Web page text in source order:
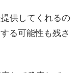
供してくれるの
る可能性も残さ